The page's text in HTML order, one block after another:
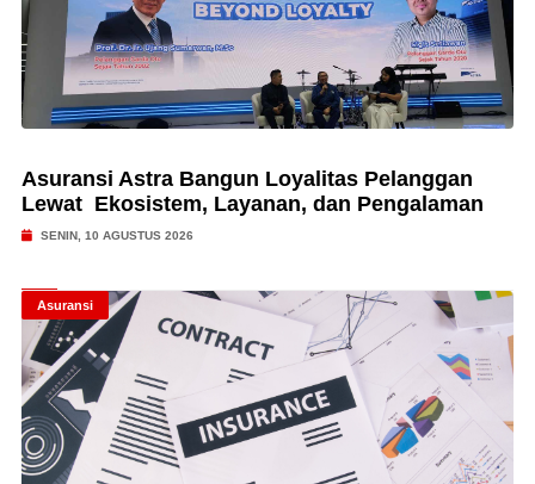
Asuransi Astra Bangun Loyalitas Pelanggan
Lewat Ekosistem, Layanan, dan Pengalaman
SENIN, 10 AGUSTUS 2026
Asuransi